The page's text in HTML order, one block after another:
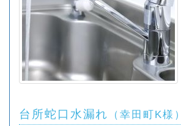
台所蛇口水漏れ （幸田町K様）